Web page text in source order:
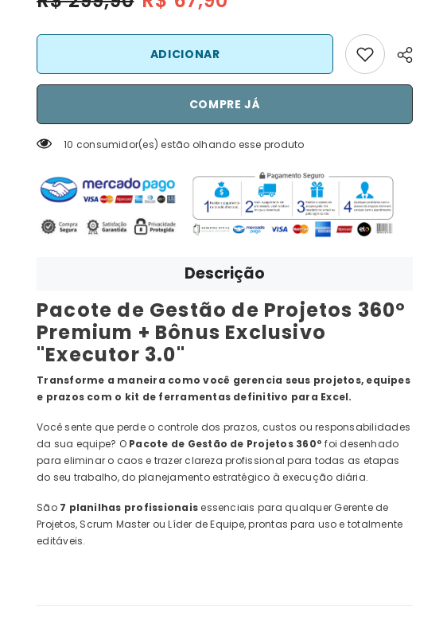
ADICIONAR
COMPRE JÁ
10 consumidor(es) estão olhando esse produto
Descrição
Pacote de Gestão de Projetos 360º
Premium + Bônus Exclusivo
"Executor 3.0"
Transforme a maneira como você gerencia seus projetos, equipes
e prazos com o kit de ferramentas definitivo para Excel.
Você sente que perde o controle dos prazos, custos ou responsabilidades
da sua equipe? O Pacote de Gestão de Projetos 360º foi desenhado
para eliminar o caos e trazer clareza profissional para todas as etapas
do seu trabalho, do planejamento estratégico à execução diária.
São 7 planilhas profissionais essenciais para qualquer Gerente de
Projetos, Scrum Master ou Líder de Equipe, prontas para uso e totalmente
editáveis.